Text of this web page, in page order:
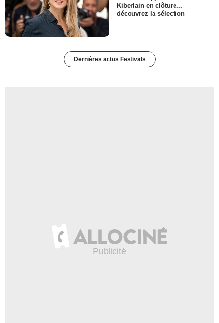
Kiberlain en clôture...
découvrez la sélection
Dernières actus Festivals